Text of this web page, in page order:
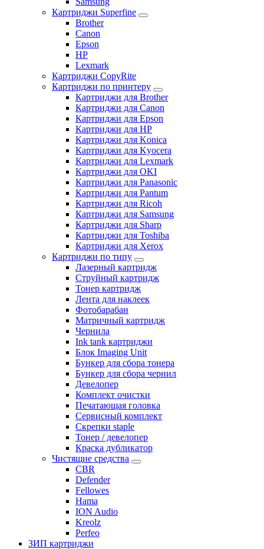
Картриджи Superfine
Brother
Canon
Epson
HP
Lexmark
Картриджи CopyRite
Картриджи по принтеру
Картриджи для Brother
Картриджи для Canon
Картриджи для Epson
Картриджи для HP
Картриджи для Konica
Картриджи для Kyocera
Картриджи для Lexmark
Картриджи для OKI
Картриджи для Panasonic
Картриджи для Pantum
Картриджи для Ricoh
Картриджи для Samsung
Картриджи для Sharp
Картриджи для Toshiba
Картриджи для Xerox
Картриджи по типу
Лазерный картридж
Струйный картридж
Тонер картридж
Лента для наклеек
Фотобарабан
Матричный картридж
Чернила
Ink tank картриджи
Блок Imaging Unit
Бункер для сбора тонера
Бункер для сбора чернил
Девелопер
Комплект очистки
Печатающая головка
Сервисный комплект
Скрепки staple
Тонер / девелопер
Краска дубликатор
Чистящие средства
CBR
Defender
Fellowes
Hama
ION Audio
Kreolz
Perfeo
ЗИП картриджи